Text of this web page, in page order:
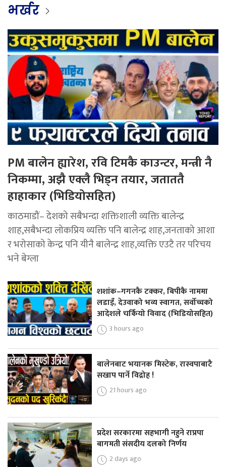
भर्खर
PM बालेन ह्यारेश, रवि टिमकै काउन्टर, मन्त्री नै
निकम्मा, अझै एक्लै भिड्न तयार, जताततै
हाहाकार (भिडियोसहित)
काठमाडौं– देशको सबैभन्दा शक्तिशाली व्यक्ति बालेन्द्र
शाह,सबैभन्दा लोकप्रिय व्यक्ति पनि बालेन्द्र शाह,जनताको आशा
र भरोसाको केन्द्र पनि यीनै बालेन्द्र शाह,व्यक्ति एउटै तर परिचय
भने बेग्ला
शशांक–गगनकै टक्कर, बिपीकै नाममा
लडाइँ, देउवाको भव्य स्वागत, सर्वोच्चको
आदेशले चर्कियो विवाद (भिडियोसहित)
3 hours ago
बालेनबाट भयानक मिस्टेक, रास्वपाबाटै
सखाप पार्ने विद्रोह !
21 hours ago
प्रदेश सरकारमा सहभागी नहुने राप्रपा
बागमती संसदीय दलको निर्णय
2 days ago